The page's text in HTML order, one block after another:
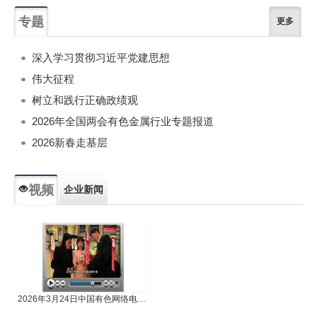
专题 更多
深入学习贯彻习近平党建思想
伟大征程
树立和践行正确政绩观
2026年全国两会有色金属行业专题报道
2026新春走基层
视频 企业新闻
2026年3月24日中国有色网络电视新闻